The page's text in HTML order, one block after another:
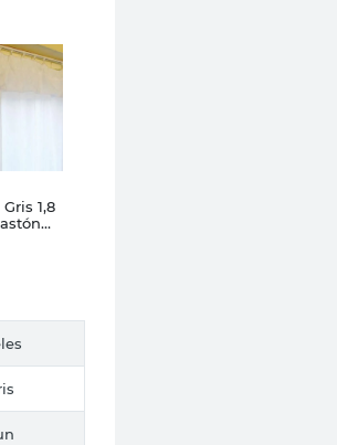
1,8